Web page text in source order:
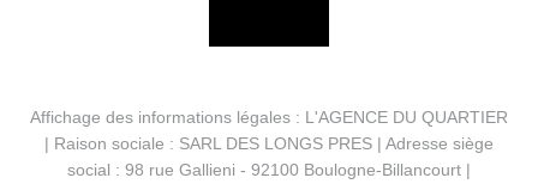
Affichage des informations légales : L'AGENCE DU QUARTIER
| Raison sociale : SARL DES LONGS PRES | Adresse siège
social : 98 rue Gallieni - 92100 Boulogne-Billancourt |